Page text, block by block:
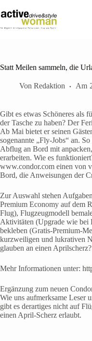
Inhalt
springen
Statt Meilen sammeln, die
Von Redaktion Am
Gibt es etwas Schöneres als
der Tasche zu haben? Der
Ab Mai bietet er seinen
sogenannte „Fly-Jobs“ an.
Abflug an Bord mit
erarbeiten. Wie es
www.condor.com einen von
Bord, die Anweisungen der
Zur Auswahl stehen
Premium Economy auf dem
Flug), Flugzeugmodell
Aktivitäten (Upgrade wie bei
bekleben (Gratis-Premium-
kurzweiligen und lukrativen
glauben an einen
Mehr Informationen unter:
Ergänzung zum neuen
Wie uns aufmerksame Leser
gibt es derartiges nicht auf
einen April-Scherz erlaubt.